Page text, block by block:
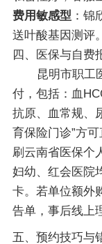
费用敏感型 ：锦
送叶酸基因测评。
四、医保与自费
昆明市职工
付，包括：血
抗原、血常规、
育保险门诊”方
刷云南省医保个
妇幼、红会医院
卡。若单位额外
告单，事后线上
五、预约技巧与